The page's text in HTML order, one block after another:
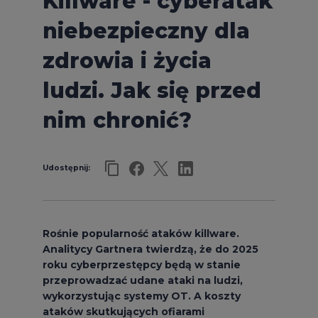
niebezpieczny dla
zdrowia i życia
ludzi. Jak się przed
nim chronić?
Udostępnij:
Rośnie popularność ataków killware.
Analitycy Gartnera twierdzą, że do 2025
roku cyberprzestępcy będą w stanie
przeprowadzać udane ataki na ludzi,
wykorzystując systemy OT. A koszty
ataków skutkujących ofiarami